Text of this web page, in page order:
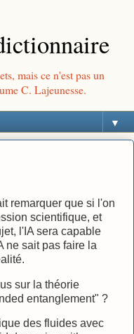
mais ce n'est pas un
C. Lajeunesse.
▼
remarquer que si l'on
scientifique, et
l'IA sera capable
ne sait pas faire la
sur la théorie
entanglement" ?
des fluides avec